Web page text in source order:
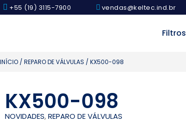
+55 (19) 3115-7900 vendas@keltec.ind.br
Filtros
INÍCIO / REPARO DE VÁLVULAS / KX500-098
KX500-098
NOVIDADES,REPARO DE VÁLVULAS